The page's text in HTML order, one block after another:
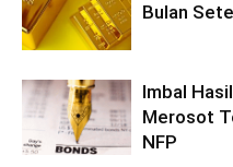
Bulan
Imbal
Merosot
NFP